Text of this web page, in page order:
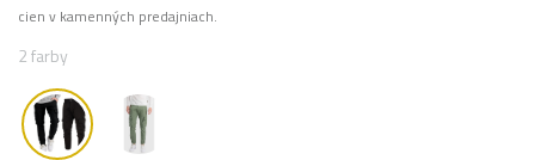
cien v kamenných predajniach.
2 farby